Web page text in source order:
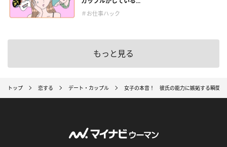
＃お仕事ハック
もっと見る
トップ 恋する デート・カップル 女子の本音！ 彼氏の能力に嫉妬する瞬間・